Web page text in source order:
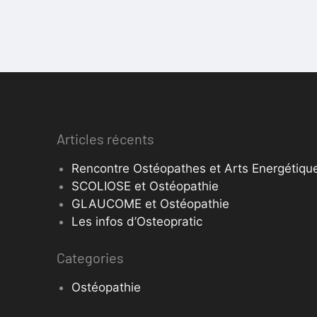
Articles récents
Rencontre Ostéopathes et Arts
SCOLIOSE et Ostéopathie
GLAUCOME et Ostéopathie
Les infos d’Osteopratic
Categories
Ostéopathie